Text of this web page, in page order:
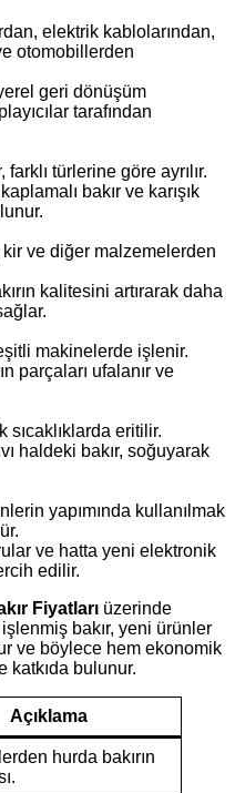
elektrik kablolarından,
otomobillerden
geri dönüşüm
tarafından
türlerine göre ayrılır.
bakır ve karışık
kir ve diğer malzemelerden
kalitesini artırarak daha
makinelerde işlenir.
parçaları ufalanır ve
sıcaklıklarda eritilir.
haldeki bakır, soğuyarak
yapımında kullanılmak
ve hatta yeni elektronik
edilir.
Fiyatları üzerinde
bakır, yeni ürünler
ve böylece hem ekonomik
katkıda bulunur.
Açıklama
hurda bakırın